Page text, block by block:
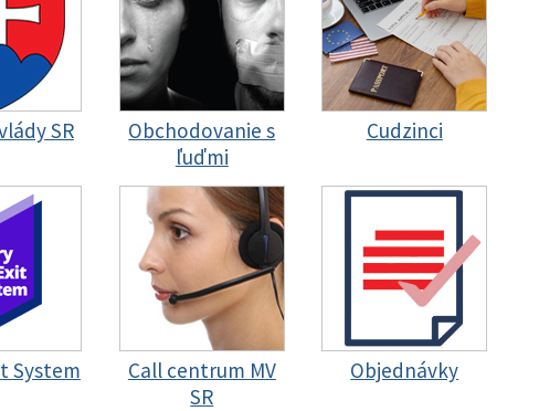
SR
Obchodovanie s
ľuďmi
Cudzinci
System
Call centrum MV
SR
Objednávky